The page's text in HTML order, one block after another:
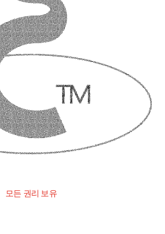
모든 권리 보유